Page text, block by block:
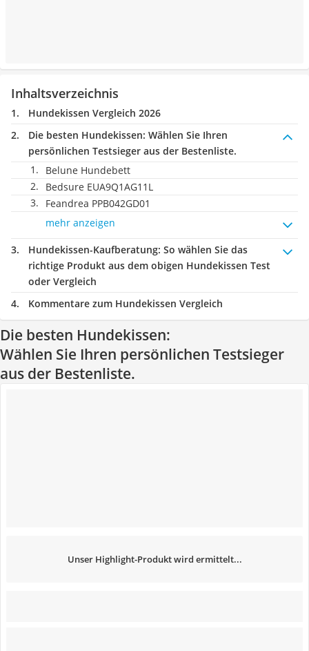
Inhaltsverzeichnis
Hundekissen Vergleich 2026
Die besten Hundekissen: Wählen Sie Ihren
persönlichen Testsieger aus der Bestenliste.
Belune Hundebett
Bedsure EUA9Q1AG11L
Feandrea PPB042GD01
mehr anzeigen
Hundekissen-Kaufberatung: So wählen Sie das
richtige Produkt aus dem obigen Hundekissen Test
oder Vergleich
Kommentare zum Hundekissen Vergleich
Die besten Hundekissen:
Wählen Sie Ihren persönlichen Testsieger
aus der Bestenliste.
Unser Highlight-Produkt wird ermittelt...